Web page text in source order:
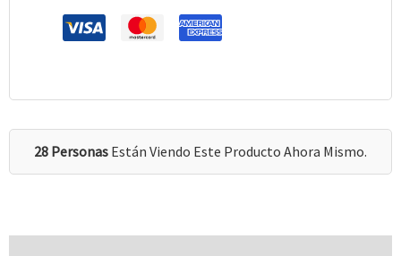
28 Personas Están Viendo Este Producto Ahora Mismo.